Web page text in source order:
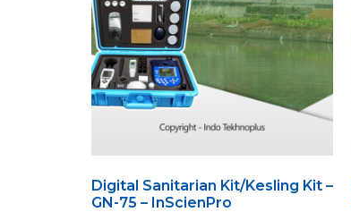
Digital Sanitarian Kit/Kesling Kit –
GN-75 – InScienPro